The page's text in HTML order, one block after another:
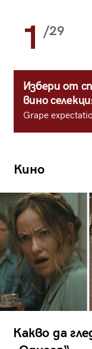
1 /29
Избери от
вино
Grape
Кино
Какво да